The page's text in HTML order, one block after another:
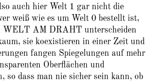
auch hier Welt 1 gar nicht die
weiß wie es um Welt 0 bestellt ist,
WELT AM DRAHT unterscheiden
sie koexistieren in einer Zeit und
fangen Spiegelungen auf mehr
Oberflächen und
so dass man nie sicher sein kann, ob